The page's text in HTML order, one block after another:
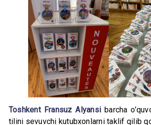
Toshkent Fransuz Alyansi barcha
tilini sevuvchi kutubxonlarni taklif qilib